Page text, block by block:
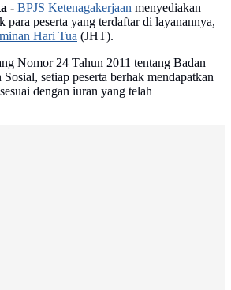
- BPJS Ketenagakerjaan menyediakan
para peserta yang terdaftar di layanannya,
Hari Tua (JHT).
Nomor 24 Tahun 2011 tentang Badan
setiap peserta berhak mendapatkan
dengan iuran yang telah